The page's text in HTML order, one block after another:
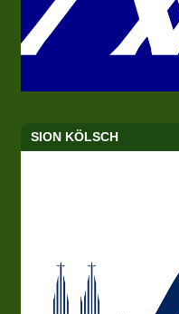
SION KÖLSCH